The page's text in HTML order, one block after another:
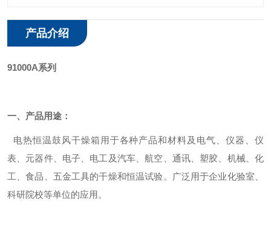
产品介绍
91000A系列
一、产品用途：
电热恒温鼓风干燥箱用于各种产品和材料及电气、仪器、仪
表、元器件、电子、电工及汽车、航空、通讯、塑胶、机械、化
工、食品、五金工具的干燥和恒温试验。广泛用于企业化验室、
科研院校等单位的应用。